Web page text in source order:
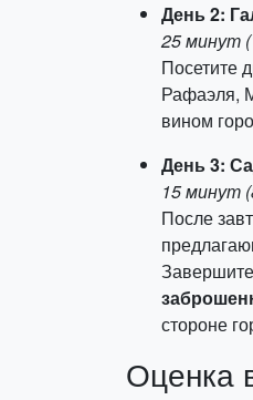
День 2:
25 минут
Посетите
Рафаэля,
вином
День 3:
15 минут
После
стороне
Оценка